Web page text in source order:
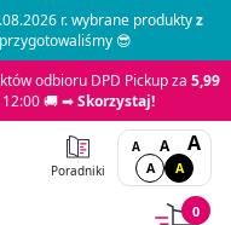
r. wybrane produktyz
😎
odbioru DPD Pickup za 5,99
🚚 ➡Skorzystaj!
Poradniki
A A A
A A
0